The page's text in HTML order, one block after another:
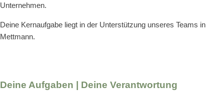
Unternehmen.
Deine Kernaufgabe liegt in der Unterstützung unseres Teams in
Mettmann.
Deine Aufgaben | Deine Verantwortung